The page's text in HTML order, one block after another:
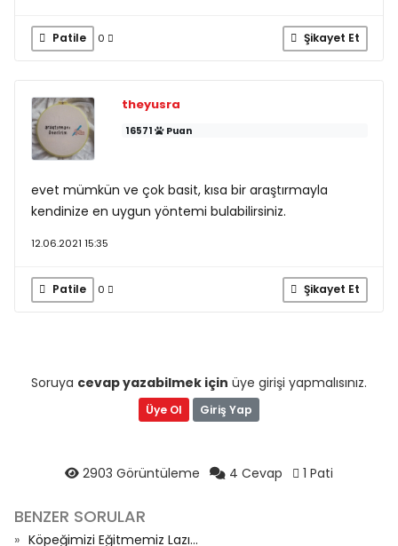
Patile 0 Şikayet Et
theyusra
16571 Puan
evet mümkün ve çok basit, kısa bir araştırmayla
kendinize en uygun yöntemi bulabilirsiniz.
12.06.2021 15:35
Patile 0 Şikayet Et
Soruya cevap yazabilmek için üye girişi yapmalısınız.
Üye Ol Giriş Yap
2903 Görüntüleme 4 Cevap 1 Pati
BENZER SORULAR
Köpeğimizi Eğitmemiz Lazı...